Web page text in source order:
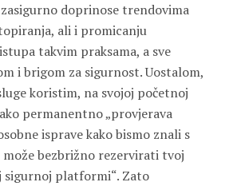
doprinose trendovima
ali i promicanju
takvim praksama, a sve
i brigom za sigurnost. Uostalom,
koristim, na svojoj početnoj
permanentno „provjerava
isprave kako bismo znali s
bezbrižno rezervirati tvoj
sigurnoj platformi“. Zato